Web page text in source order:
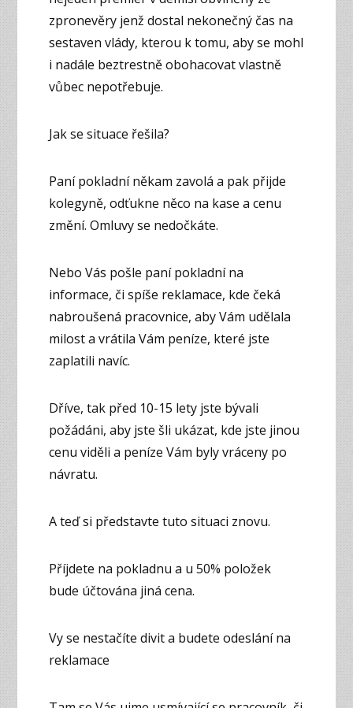
zpronevěry jenž dostal nekonečný čas na
sestaven vlády, kterou k tomu, aby se mohl
i nadále beztrestně obohacovat vlastně
vůbec nepotřebuje.
Jak se situace řešila?
Paní pokladní někam zavolá a pak přijde
kolegyně, odťukne něco na kase a cenu
změní. Omluvy se nedočkáte.
Nebo Vás pošle paní pokladní na
informace, či spíše reklamace, kde čeká
nabroušená pracovnice, aby Vám udělala
milost a vrátila Vám peníze, které jste
zaplatili navíc.
Dříve, tak před 10-15 lety jste bývali
požádáni, aby jste šli ukázat, kde jste jinou
cenu viděli a peníze Vám byly vráceny po
návratu.
A teď si představte tuto situaci znovu.
Příjdete na pokladnu a u 50% položek
bude účtována jiná cena.
Vy se nestačíte divit a budete odeslání na
reklamace